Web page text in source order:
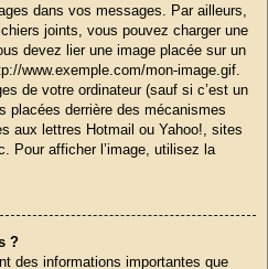
dans vos messages. Par ailleurs,
joints, vous pouvez charger une
devez lier une image placée sur un
www.exemple.com/mon-image.gif.
de votre ordinateur (sauf si c’est un
placées derrière des mécanismes
aux lettres Hotmail ou Yahoo!, sites
Pour afficher l’image, utilisez la
?
des informations importantes que